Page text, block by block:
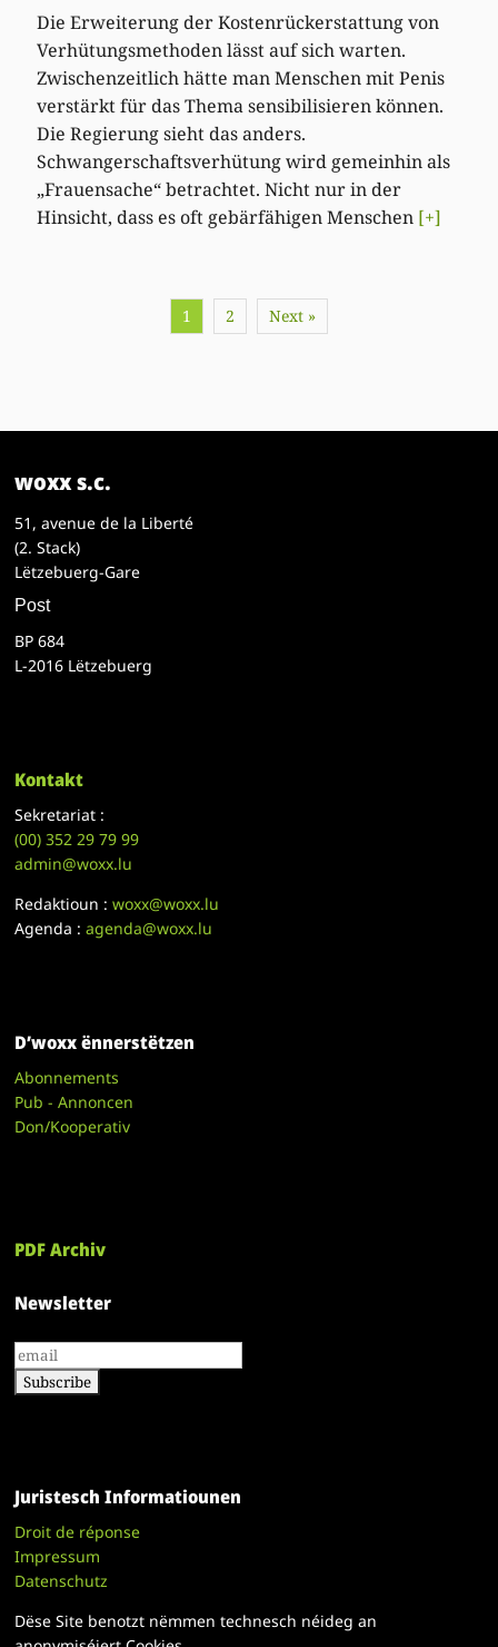
Die Erweiterung der Kostenrückerstattung von
Verhütungsmethoden lässt auf sich warten.
Zwischenzeitlich hätte man Menschen mit Penis
verstärkt für das Thema sensibilisieren können.
Die Regierung sieht das anders.
Schwangerschaftsverhütung wird gemeinhin als
„Frauensache“ betrachtet. Nicht nur in der
Hinsicht, dass es oft gebärfähigen Menschen [+]
1 2 Next »
woxx s.c.
51, avenue de la Liberté
(2. Stack)
Lëtzebuerg-Gare
Post
BP 684
L-2016 Lëtzebuerg
Kontakt
Sekretariat :
(00)352 29 79 99
admin@woxx.lu
Redaktioun :woxx@woxx.lu
Agenda :agenda@woxx.lu
D’woxx ënnerstëtzen
Abonnements
Pub - Annoncen
Don/Kooperativ
PDF Archiv
Newsletter
Juristesch Informatiounen
Droit de réponse
Impressum
Datenschutz
Dëse Site benotzt nëmmen technesch néideg an